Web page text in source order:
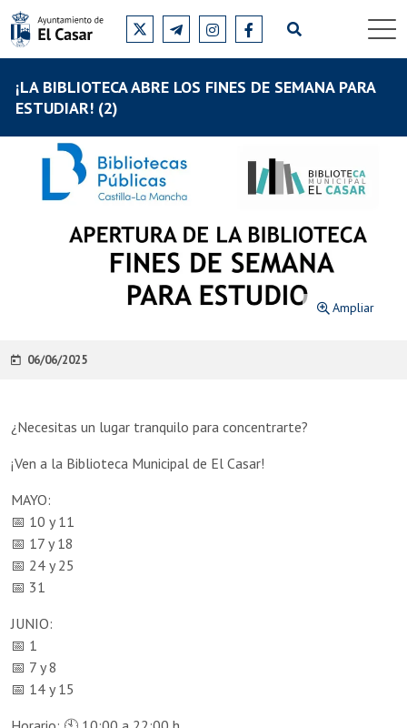
¡LA BIBLIOTECA ABRE LOS FINES DE SEMANA PARA
ESTUDIAR! (2)
Ampliar
06/06/2025
¿Necesitas un lugar tranquilo para concentrarte?
¡Ven a la Biblioteca Municipal de El Casar!
MAYO:
📅 10 y 11
📅 17 y 18
📅 24 y 25
📅 31
JUNIO:
📅 1
📅 7 y 8
📅 14 y 15